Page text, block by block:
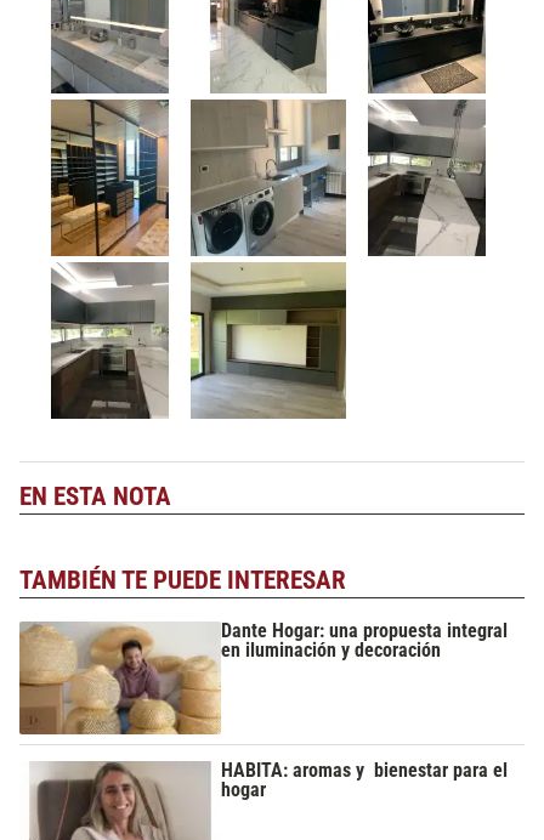
EN ESTA NOTA
TAMBIÉN TE PUEDE INTERESAR
Dante Hogar: una propuesta integral
en iluminación y decoración
HABITA: aromas y bienestar para el
hogar